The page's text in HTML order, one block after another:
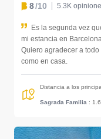
8/10 5.3K
Es la segunda vez
mi estancia en
Quiero agradecer a
como en casa.
Distancia a los
Sagrada Familia :